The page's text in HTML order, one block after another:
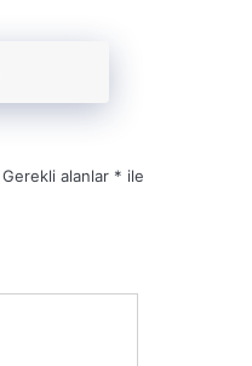
Gerekli alanlar * ile